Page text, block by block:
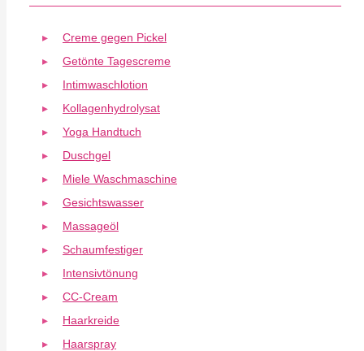
Creme gegen Pickel
Getönte Tagescreme
Intimwaschlotion
Kollagenhydrolysat
Yoga Handtuch
Duschgel
Miele Waschmaschine
Gesichtswasser
Massageöl
Schaumfestiger
Intensivtönung
CC-Cream
Haarkreide
Haarspray